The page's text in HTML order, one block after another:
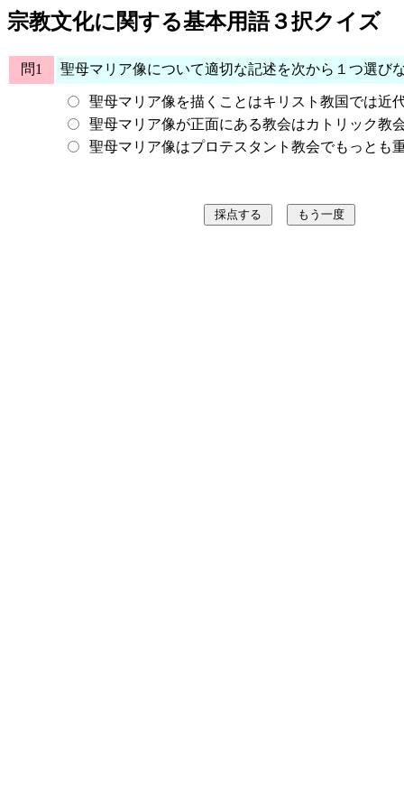
宗教文化に関する基本用語３択クイズ
問1 聖母マリア像について適切な記述を次から１つ選び
聖母マリア像を描くことはキリスト教国では近
聖母マリア像が正面にある教会はカトリック教
聖母マリア像はプロテスタント教会でもっとも